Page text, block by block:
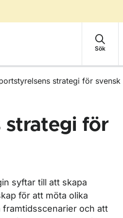
Sök
strategi för
strategi för
syftar till att skapa
för att möta olika
framtidsscenarier och att